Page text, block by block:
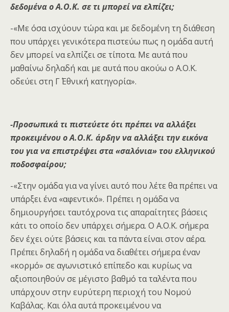
δεδομένα ο Α.Ο.Κ. σε τι μπορεί να ελπίζει;
-«Με όσα ισχύουν τώρα και με δεδομένη τη διάθεση
που υπάρχει γενικότερα πιστεύω πως η ομάδα αυτή
δεν μπορεί να ελπίζει σε τίποτα. Με αυτά που
μαθαίνω δηλαδή και με αυτά που ακούω ο Α.Ο.Κ.
οδεύει στη Γ΄ Εθνική κατηγορία».
-Προσωπικά τι πιστεύετε ότι πρέπει να αλλάξει
προκειμένου ο Α.Ο.Κ. άρδην να αλλάξει την εικόνα
του για να επιστρέψει στα «σαλόνια» του ελληνικού
ποδοσφαίρου;
-«Στην ομάδα για να γίνει αυτό που λέτε θα πρέπει να
υπάρξει ένα «αφεντικό». Πρέπει η ομάδα να
δημιουργήσει ταυτόχρονα τις απαραίτητες βάσεις
κάτι το οποίο δεν υπάρχει σήμερα. Ο Α.Ο.Κ. σήμερα
δεν έχει ούτε βάσεις και τα πάντα είναι στον αέρα.
Πρέπει δηλαδή η ομάδα να διαθέτει σήμερα έναν
«κορμό» σε αγωνιστικό επίπεδο και κυρίως να
αξιοποιηθούν σε μέγιστο βαθμό τα ταλέντα που
υπάρχουν στην ευρύτερη περιοχή του Νομού
Καβάλας. Και όλα αυτά προκειμένου να